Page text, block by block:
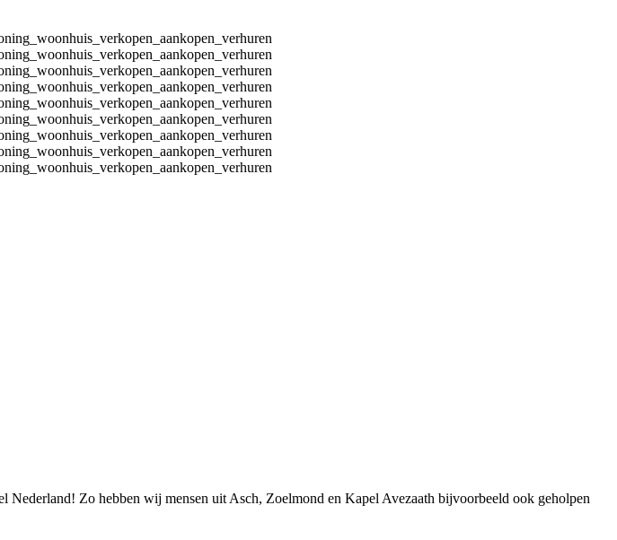
Zo hebben wij mensen uit Asch, Zoelmond en Kapel Avezaath bijvoorbeeld ook geholpen